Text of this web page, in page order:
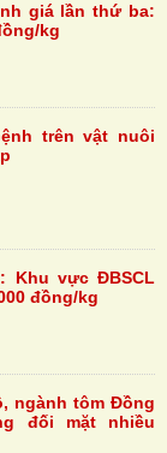
giá lần thứ ba:
kg
trên vật nuôi
Khu vực ĐBSCL
đồng/kg
ngành tôm Đồng
đối mặt nhiều